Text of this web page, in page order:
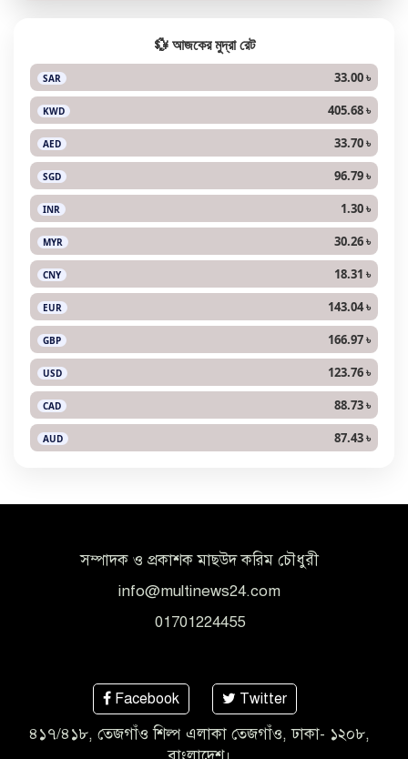
💱 আজকের মুদ্রা রেট
SAR 33.00 ৳
KWD 405.68 ৳
AED 33.70 ৳
SGD 96.79 ৳
INR 1.30 ৳
MYR 30.26 ৳
CNY 18.31 ৳
EUR 143.04 ৳
GBP 166.97 ৳
USD 123.76 ৳
CAD 88.73 ৳
AUD 87.43 ৳
সম্পাদক ও প্রকাশক মাছউদ করিম চৌধুরী
info@multinews24.com
01701224455
Facebook Twitter
৪১৭/৪১৮, তেজগাঁও শিল্প এলাকা তেজগাঁও, ঢাকা- ১২০৮,